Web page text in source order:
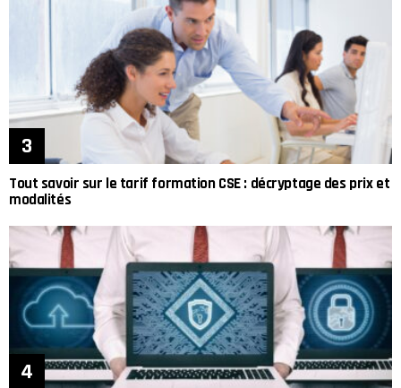
Tout savoir sur le tarif formation CSE : décryptage des prix et
modalités